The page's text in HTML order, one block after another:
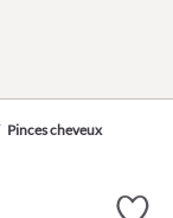
Pinces cheveux